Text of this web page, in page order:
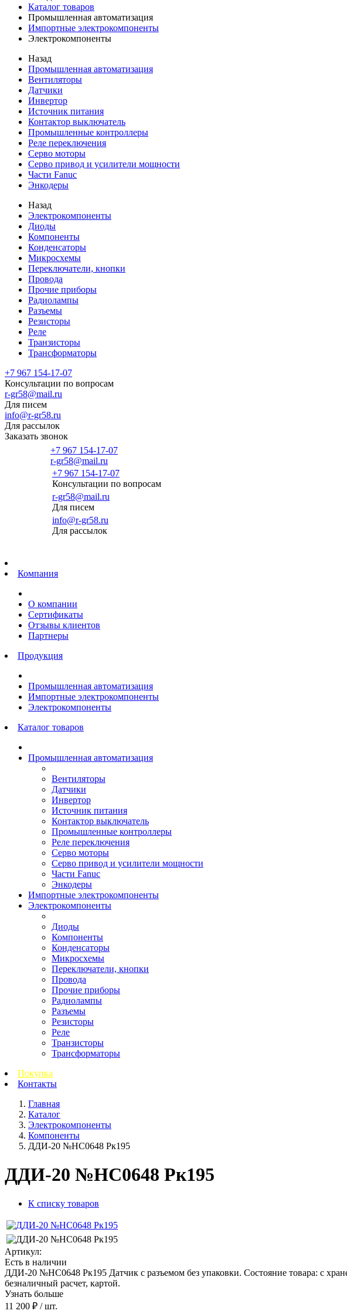
Каталог товаров
Промышленная автоматизация
Импортные электрокомпоненты
Электрокомпоненты
Назад
Промышленная автоматизация
Вентиляторы
Датчики
Инвертор
Источник питания
Контактор выключатель
Промышленные контроллеры
Реле переключения
Серво моторы
Серво привод и усилители мощности
Части Fanuc
Энкодеры
Назад
Электрокомпоненты
Диоды
Компоненты
Конденсаторы
Микросхемы
Переключатели, кнопки
Провода
Прочие приборы
Радиолампы
Разъемы
Резисторы
Реле
Транзисторы
Трансформаторы
+7 967 154-17-07
Консультации по вопросам
r-gr58@mail.ru
Для писем
info@r-gr58.ru
Для рассылок
Заказать звонок
+7 967 154-17-07
r-gr58@mail.ru
+7 967 154-17-07
Консультации по вопросам
r-gr58@mail.ru
Для писем
info@r-gr58.ru
Для рассылок
Компания
О компании
Сертификаты
Отзывы клиентов
Партнеры
Продукция
Промышленная автоматизация
Импортные электрокомпоненты
Электрокомпоненты
Каталог товаров
Промышленная автоматизация
Вентиляторы
Датчики
Инвертор
Источник питания
Контактор выключатель
Промышленные контроллеры
Реле переключения
Серво моторы
Серво привод и усилители мощности
Части Fanuc
Энкодеры
Импортные электрокомпоненты
Электрокомпоненты
Диоды
Компоненты
Конденсаторы
Микросхемы
Переключатели, кнопки
Провода
Прочие приборы
Радиолампы
Разъемы
Резисторы
Реле
Транзисторы
Трансформаторы
Покупка
Контакты
Главная
Каталог
Электрокомпоненты
Компоненты
ДДИ-20 №НС0648 Рк195
ДДИ-20 №НС0648 Рк195
К списку товаров
Артикул:
Есть в наличии
ДДИ-20 №НС0648 Рк195 Датчик с разъемом без упаковки. Состояние товара: с
безналичный расчет, картой.
Узнать больше
11 200 ₽ / шт.